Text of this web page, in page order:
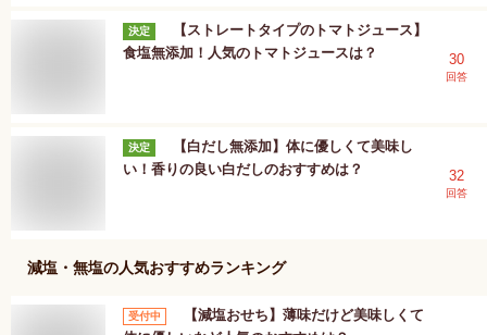
決定
【ストレートタイプのトマトジュース】
食塩無添加！人気のトマトジュースは？
30
回答
決定
【白だし無添加】体に優しくて美味し
い！香りの良い白だしのおすすめは？
32
回答
減塩・無塩の人気おすすめランキング
受付中
【減塩おせち】薄味だけど美味しくて